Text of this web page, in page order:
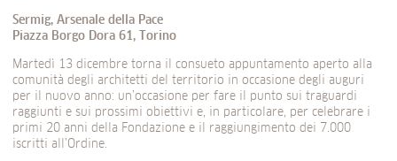
Sermig, Arsenale della Pace
Piazza Borgo Dora 61, Torino
Martedì 13 dicembre torna il consueto appuntamento aperto alla
comunità degli architetti del territorio in occasione degli auguri
per il nuovo anno: un’occasione per fare il punto sui traguardi
raggiunti e sui prossimi obiettivi e, in particolare, per celebrare i
primi 20 anni della Fondazione e il raggiungimento dei 7.000
iscritti all’Ordine.